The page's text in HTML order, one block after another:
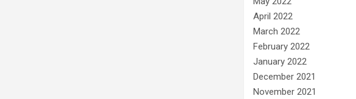
April 2022
March 2022
February 2022
January 2022
December 2021
November 2021